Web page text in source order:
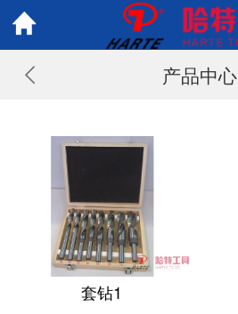
产品中心
套钻1